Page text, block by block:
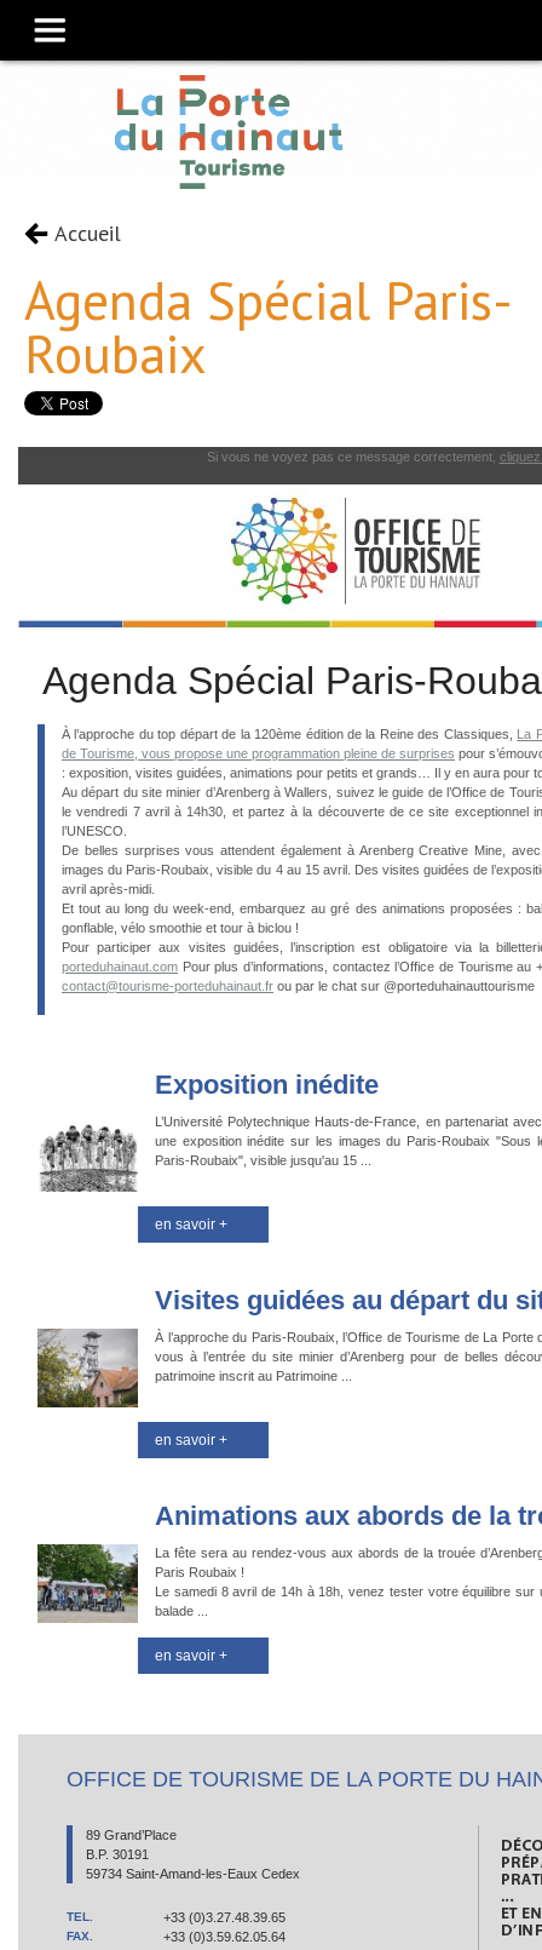
Accueil
Agenda Spécial Paris-
Roubaix
Si vous ne voyez pas ce message correctement,
Agenda Spécial Paris-
À l’approche du top départ de la 120ème édition de la Reine des Classiques, La
de Tourisme, vous propose une programmation pleine de surprises pour
: exposition, visites guidées, animations pour petits et grands… Il y en aura pour
Au départ du site minier d’Arenberg à Wallers, suivez le guide de l’Office de
le vendredi 7 avril à 14h30, et partez à la découverte de ce site exceptionnel
l’UNESCO.
De belles surprises vous attendent également à Arenberg Creative Mine,
images du Paris-Roubaix, visible du 4 au 15 avril. Des visites guidées de
avril après-midi.
Et tout au long du week-end, embarquez au gré des animations proposées :
gonflable, vélo smoothie et tour à biclou !
Pour participer aux visites guidées, l’inscription est obligatoire via la
porteduhainaut.com Pour plus d’informations, contactez l’Office de Tourisme
contact@tourisme-porteduhainaut.fr ou par le chat sur @porteduhainauttourisme
Exposition inédite
L’Université Polytechnique Hauts-de-France, en partenariat
une exposition inédite sur les images du Paris-Roubaix
Paris-Roubaix", visible jusqu'au 15 ...
en savoir +
Visites guidées au départ du
À l’approche du Paris-Roubaix, l’Office de Tourisme de La
vous à l’entrée du site minier d’Arenberg pour de belles
patrimoine inscrit au Patrimoine ...
en savoir +
Animations aux abords de la
La fête sera au rendez-vous aux abords de la trouée
Paris Roubaix !
Le samedi 8 avril de 14h à 18h, venez tester votre équilibre sur
balade ...
en savoir +
OFFICE DE TOURISME DE LA PORTE DU
89 Grand’Place
B.P. 30191
59734 Saint-Amand-les-Eaux Cedex
TEL. +33 (0)3.27.48.39.65
FAX. +33 (0)3.59.62.05.64